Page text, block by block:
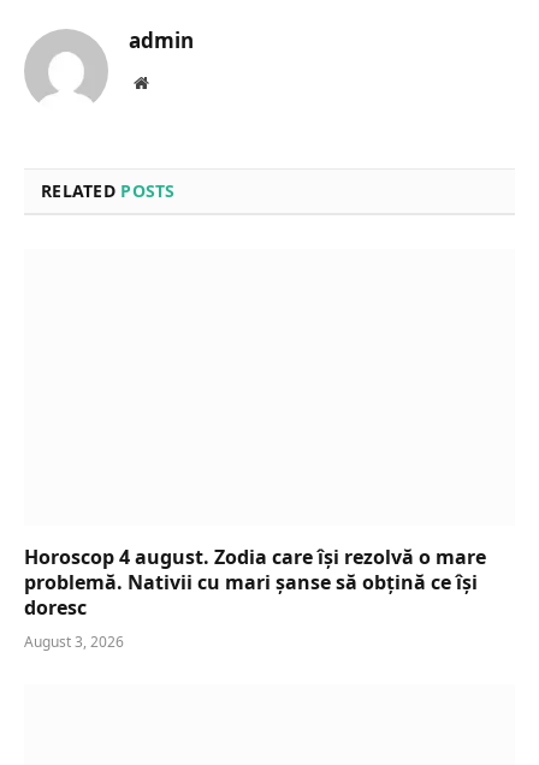
admin
Website
RELATED POSTS
Horoscop 4 august. Zodia care își rezolvă o mare
problemă. Nativii cu mari șanse să obțină ce își
doresc
August 3, 2026